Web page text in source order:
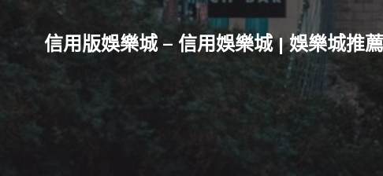
信用版娛樂城 – 信用娛樂城 | 娛樂城推